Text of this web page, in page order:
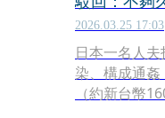
2026.03.25 17:03
日本一名人
染、構成通
（約新台幣